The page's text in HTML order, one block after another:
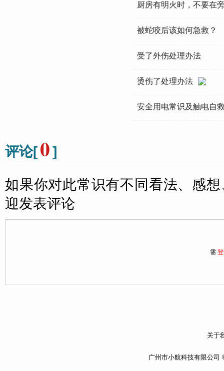
厨房有明火时，不要在
被蛇咬后该如何急救？
受了外伤处理办法
烫伤了处理办法
安全用电常识及触电自
评论[0]
如果你对此常识有不同看法、感
迎发表评论
需
关于
广州市小航科技有限公